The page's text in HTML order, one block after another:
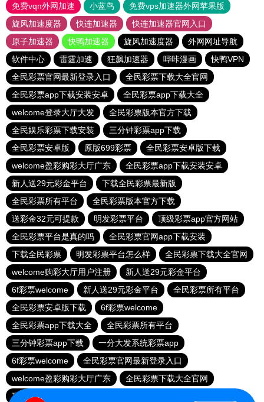
免费vqn外网加速
小蓝鸟
免费vps加速器外网苹果版
旋风加速度器
快连加速器
快连加速器官网入口
原子加速器
快鸭加速器 旋风加速度器
外网网址导航
软件中心
雷霆加速 狂飙加速器 哔咔漫画
快鸭VPN
全民彩票官网最新登录入口
全民彩票下载大全官网
全民彩票app下载安装安卓
全民彩票app下载大全
welcome登录大厅大发
全民彩票版本官方下载
全民娱乐彩票下载安装
三分钟彩票app下载
全民彩票安卓版
原版699彩票
全民彩票安卓版下载
welcome盈彩购彩大厅广东
全民彩票app下载安装安卓
新人送29元彩金平台
下载全民彩票最新版
全民彩票所有平台
全民彩票版本官方下载
送彩金32元可提款
明发彩票平台
顶级彩票app官方网站
全民彩票平台是真的吗
全民彩票官网app下载安装
下载全民彩票
明发彩票平台怎么样
全民彩票下载大全官网
welcome购彩大厅用户注册
新人送29元彩金平台
6f彩票welcome
新人送29元彩金平台
全民彩票所有平台
全民彩票安卓版下载
6f彩票welcome
全民彩票app下载大全
全民彩票所有平台
三分钟彩票app下载
一分大发系统彩票app
6f彩票welcome
全民彩票官网最新登录入口
welcome盈彩购彩大厅广东
全民彩票下载大全官网
顶级彩票app官方网站